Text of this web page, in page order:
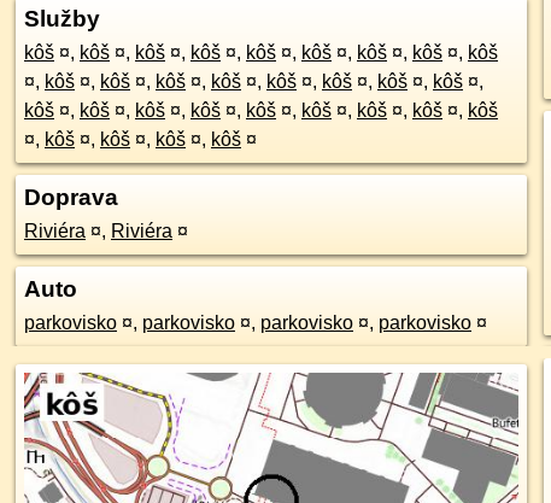
Služby
kôš ¤, kôš ¤, kôš ¤, kôš ¤, kôš ¤, kôš ¤, kôš ¤, kôš ¤, kôš
¤, kôš ¤, kôš ¤, kôš ¤, kôš ¤, kôš ¤, kôš ¤, kôš ¤, kôš ¤,
kôš ¤, kôš ¤, kôš ¤, kôš ¤, kôš ¤, kôš ¤, kôš ¤, kôš ¤, kôš
¤, kôš ¤, kôš ¤, kôš ¤, kôš ¤
Doprava
Riviéra ¤, Riviéra ¤
Auto
parkovisko ¤, parkovisko ¤, parkovisko ¤, parkovisko ¤